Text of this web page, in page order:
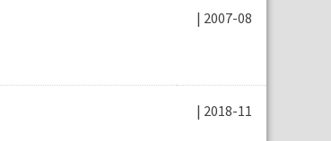
| 2007-08
| 2018-11